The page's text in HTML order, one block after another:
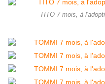
TITO 7 mois, à